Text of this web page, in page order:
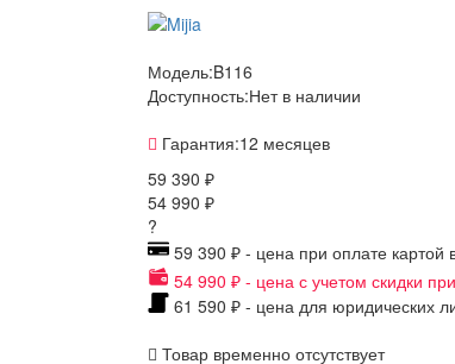
Модель:B116
Доступность:Нет в наличии
Гарантия:12 месяцев
59 390 ₽
54 990 ₽
?
59 390 ₽ - цена при оплате картой
54 990 ₽ - цена с учетом скидки
61 590 ₽ - цена для юридических
Товар временно отсутствует